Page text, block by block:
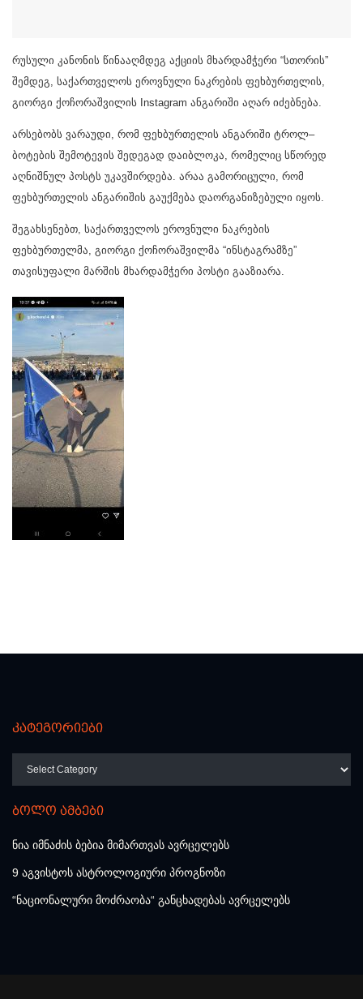
რუსული კანონის წინააღმდეგ აქციის მხარდამჭერი “სთორის”
შემდეგ, საქართველოს ეროვნული ნაკრების ფეხბურთელის,
გიორგი ქოჩორაშვილის Instagram ანგარიში აღარ იძებნება.
არსებობს ვარაუდი, რომ ფეხბურთელის ანგარიში ტროლ–
ბოტების შემოტევის შედეგად დაიბლოკა, რომელიც სწორედ
აღნიშნულ პოსტს უკავშირდება. არაა გამორიცული, რომ
ფეხბურთელის ანგარიშის გაუქმება დაორგანიზებული იყოს.
შეგახსენებთ, საქართველოს ეროვნული ნაკრების
ფეხბურთელმა, გიორგი ქოჩორაშვილმა “ინსტაგრამზე”
თავისუფალი მარშის მხარდამჭერი პოსტი გააზიარა.
კატეგორიები
ბოლო ამბები
ნია იმნაძის ბებია მიმართვას ავრცელებს
9 აგვისტოს ასტროლოგიური პროგნოზი
“ნაციონალური მოძრაობა“ განცხადებას ავრცელებს